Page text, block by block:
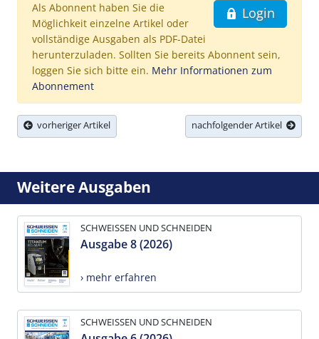
Login
Als Abonnent haben Sie die
Möglichkeit einzelne Artikel oder
vollständige Ausgaben als PDF-Datei
herunterzuladen. Sollten Sie bereits Abonnent sein,
loggen Sie sich bitte ein. Mehr Informationen zum
Abonnement
vorheriger Artikel nachfolgender Artikel
Weitere Ausgaben
SCHWEISSEN UND SCHNEIDEN
Ausgabe 8 (2026)
› mehr erfahren
SCHWEISSEN UND SCHNEIDEN